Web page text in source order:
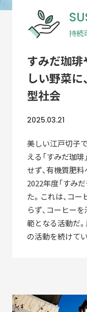
LEARN MORE 「す
「すみだモダン」の
「すみだモダ
2010-2018
「すみだモダ
すみだモダン
2021-
持続
すみだ珈琲
しい野菜
型社会
2025.03.21
美しい江戸切子
える「すみだ珈琲
せず、有機質肥料
2022年度「すみ
た。これは、コ
らず、コーヒー
範となる活動だ
の活動を続けて